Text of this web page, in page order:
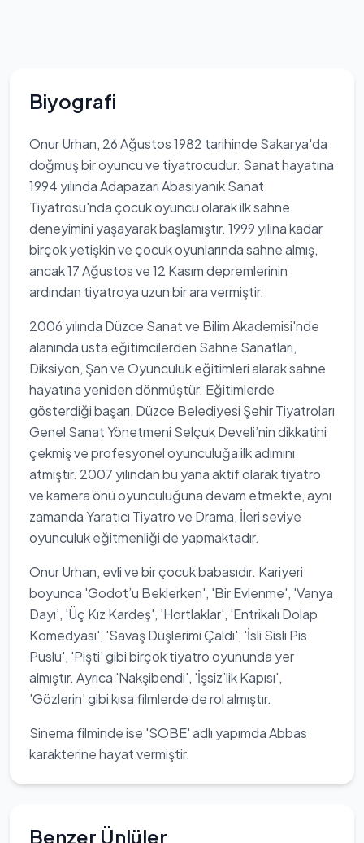
Biyografi
Onur Urhan, 26 Ağustos 1982 tarihinde Sakarya'da
doğmuş bir oyuncu ve tiyatrocudur. Sanat hayatına
1994 yılında Adapazarı Abasıyanık Sanat
Tiyatrosu'nda çocuk oyuncu olarak ilk sahne
deneyimini yaşayarak başlamıştır. 1999 yılına kadar
birçok yetişkin ve çocuk oyunlarında sahne almış,
ancak 17 Ağustos ve 12 Kasım depremlerinin
ardından tiyatroya uzun bir ara vermiştir.
2006 yılında Düzce Sanat ve Bilim Akademisi'nde
alanında usta eğitimcilerden Sahne Sanatları,
Diksiyon, Şan ve Oyunculuk eğitimleri alarak sahne
hayatına yeniden dönmüştür. Eğitimlerde
gösterdiği başarı, Düzce Belediyesi Şehir Tiyatroları
Genel Sanat Yönetmeni Selçuk Develi’nin dikkatini
çekmiş ve profesyonel oyunculuğa ilk adımını
atmıştır. 2007 yılından bu yana aktif olarak tiyatro
ve kamera önü oyunculuğuna devam etmekte, aynı
zamanda Yaratıcı Tiyatro ve Drama, İleri seviye
oyunculuk eğitmenliği de yapmaktadır.
Onur Urhan, evli ve bir çocuk babasıdır. Kariyeri
boyunca 'Godot’u Beklerken', 'Bir Evlenme', 'Vanya
Dayı', 'Üç Kız Kardeş', 'Hortlaklar', 'Entrikalı Dolap
Komedyası', 'Savaş Düşlerimi Çaldı', 'İsli Sisli Pis
Puslu', 'Pişti' gibi birçok tiyatro oyununda yer
almıştır. Ayrıca 'Nakşibendi', 'İşsiz’lik Kapısı',
'Gözlerin' gibi kısa filmlerde de rol almıştır.
Sinema filminde ise 'SOBE' adlı yapımda Abbas
karakterine hayat vermiştir.
Benzer Ünlüler